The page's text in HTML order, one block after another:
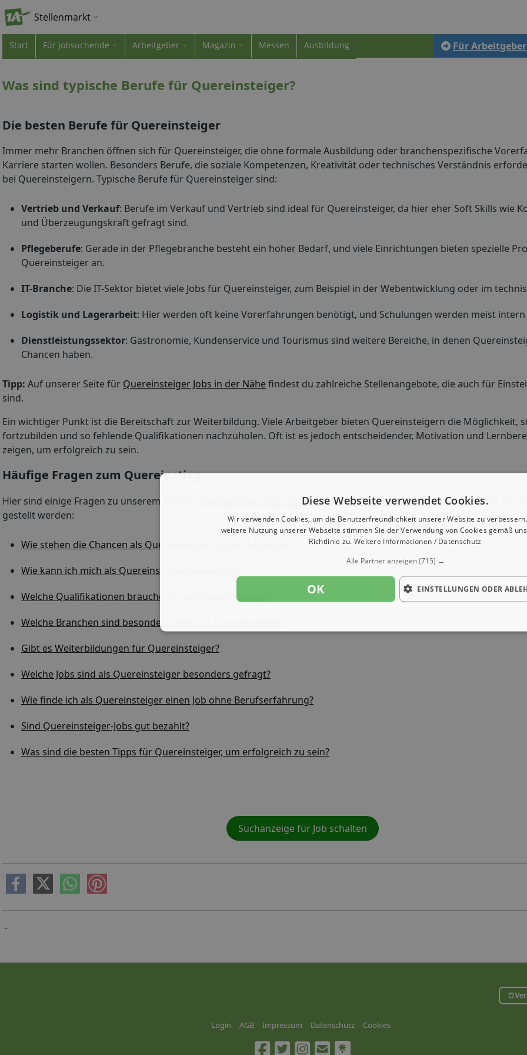
Stellenmarkt
Start Für Jobsuchende Arbeitgeber Magazin Messen Ausbildung Für Arbeitgeber
Was sind typische Berufe für Quereinsteiger?
Die besten Berufe für Quereinsteiger
Immer mehr Branchen öffnen sich für Quereinsteiger, die ohne formale Ausbildung oder branchenspezifische
Karriere starten wollen. Besonders Berufe, die soziale Kompetenzen, Kreativität oder technisches Verständnis
bei Quereinsteigern. Typische Berufe für Quereinsteiger sind:
Vertrieb und Verkauf: Berufe im Verkauf und Vertrieb sind ideal für Quereinsteiger, da hier eher Soft Skills wie
und Überzeugungskraft gefragt sind.
Pflegeberufe: Gerade in der Pflegebranche besteht ein hoher Bedarf, und viele Einrichtungen bieten spezielle
Quereinsteiger an.
IT-Branche: Die IT-Sektor bietet viele Jobs für Quereinsteiger, zum Beispiel in der Webentwicklung oder im
Logistik und Lagerarbeit: Hier werden oft keine Vorerfahrungen benötigt, und Schulungen werden meist
Dienstleistungssektor: Gastronomie, Kundenservice und Tourismus sind weitere Bereiche, in denen
Chancen haben.
Tipp: Auf unserer Seite für Quereinsteiger Jobs in der Nähefindest du zahlreiche Stellenangebote, die auch für
sind.
Ein wichtiger Punkt ist die Bereitschaft zur Weiterbildung. Viele Arbeitgeber bieten Quereinsteigern die Möglichkeit,
fortzubilden und so fehlende Qualifikationen nachzuholen. Oft ist es jedoch entscheidender, Motivation und
zeigen, um erfolgreich zu sein.
Häufige Fragen zum Quereinstieg
Hier sind einige Fragen zu unserem Thema " Quereinstieg: Der Leitfaden für berufliche Neuorientierung" die oft von
gestellt werden:
Wie stehen die Chancen als Quereinsteiger in der IT-Branche?
Wie kann ich mich als Quereinsteiger bewerben?
Welche Qualifikationen brauche ich als Quereinsteiger?
Welche Branchen sind besonders offen für Quereinsteiger?
Gibt es Weiterbildungen für Quereinsteiger?
Welche Jobs sind als Quereinsteiger besonders gefragt?
Wie finde ich als Quereinsteiger einen Job ohne Berufserfahrung?
Sind Quereinsteiger-Jobs gut bezahlt?
Was sind die besten Tipps für Quereinsteiger, um erfolgreich zu sein?
Suchanzeige für Job schalten
-
Login AGB Impressum Datenschutz Cookies
Diese Webseite verwendet Cookies.
Wir verwenden Cookies, um die Benutzerfreundlichkeit unserer Website zu
weitere Nutzung unserer Webseite stimmen Sie der Verwendung von Cookies gemäß
Richtlinie zu. Weitere Informationen / Datenschutz
Alle Partner anzeigen(715) →
OK EINSTELLUNGEN ODER